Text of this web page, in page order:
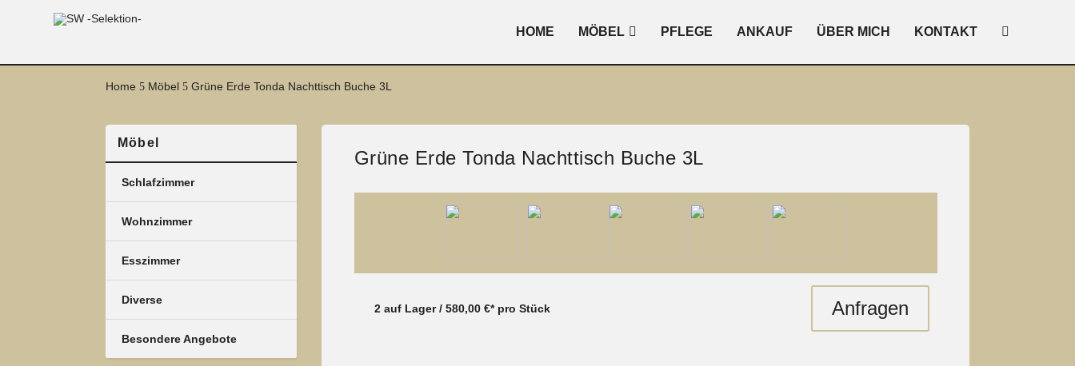
HOME MÖBEL PFLEGE ANKAUF ÜBER MICH KONTAKT
Home 5 Möbel 5 Grüne Erde Tonda Nachttisch Buche 3L
Möbel
Schlafzimmer
Wohnzimmer
Esszimmer
Diverse
Besondere Angebote
Grüne Erde Tonda Nachttisch Buche 3L
Anfragen
2 auf Lager / 580,00 €* pro Stück